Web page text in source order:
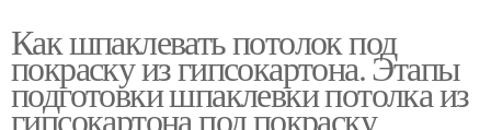
Как шпаклевать потолок под
покраску из гипсокартона. Этапы
подготовки шпаклевки потолка из
гипсокартона под покраску